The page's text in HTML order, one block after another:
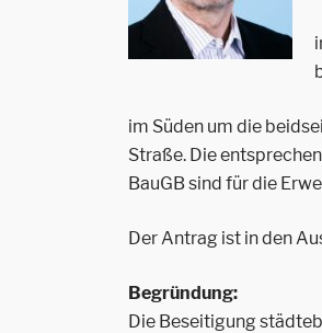
im Süden um die
Straße. Die
BauGB sind für die
Der Antrag ist in den
Begründung:
Die Beseitigung